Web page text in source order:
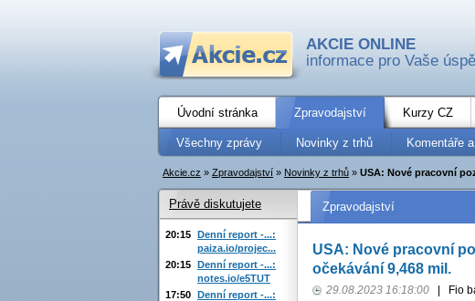
AKCIE ONLINE
informace pro Vaše
Úvodní stránka Zpravodajství Kurzy CZ
Všechny zprávy Novinky z trhů Komentáře
Akcie.cz » Zpravodajství » Novinky z trhů » USA: Nové pracovní
Zpravodajství
USA: Nové pracovní
očekávání 9,468 mil.
29.08.2023 16:18:00 Fio
Právě diskutujete
20:15 Denní report -...:
paiza.io/projec...
20:15 Denní report -...:
notes.io/e5TUT
17:50 Denní report -...: